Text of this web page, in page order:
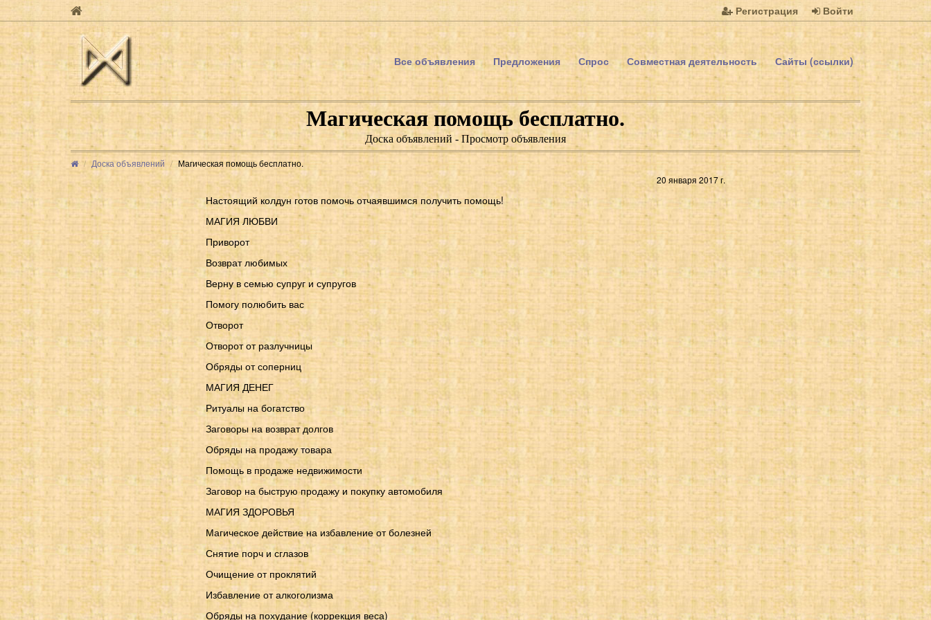
Регистрация Войти
Все объявления Предложения Спрос Совместная деятельность Сайты (ссылки)
Магическая помощь бесплатно.
Доска объявлений - Просмотр объявления
Доска объявлений
Магическая помощь бесплатно.
20 января 2017 г.
Настоящий колдун готов помочь отчаявшимся получить помощь!
МАГИЯ ЛЮБВИ
Приворот
Возврат любимых
Верну в семью супруг и супругов
Помогу полюбить вас
Отворот
Отворот от разлучницы
Обряды от соперниц
МАГИЯ ДЕНЕГ
Ритуалы на богатство
Заговоры на возврат долгов
Обряды на продажу товара
Помощь в продаже недвижимости
Заговор на быструю продажу и покупку автомобиля
МАГИЯ ЗДОРОВЬЯ
Магическое действие на избавление от болезней
Снятие порч и сглазов
Очищение от проклятий
Избавление от алкоголизма
Обряды на похудание (коррекция веса)